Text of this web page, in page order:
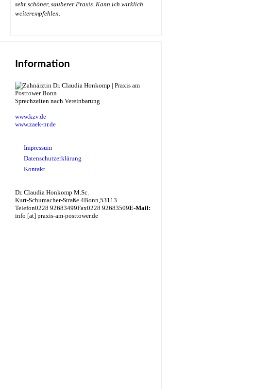
sehr schöner, sauberer Praxis. Kann ich wirklich
weiterempfehlen.
← →
Information
Sprechzeiten nach Vereinbarung
www.kzv.de
www.zaek-nr.de
Impressum
Datenschutzerklärung
Kontakt
Dr. Claudia Honkomp M.Sc.
Kurt-Schumacher-Straße 4Bonn,53113
Telefon0228 92683499Fax0228 92683509E-Mail:
info [at] praxis-am-posttower.de